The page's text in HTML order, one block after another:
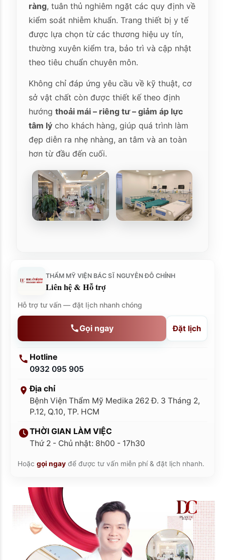
ràng, tuân thủ nghiêm ngặt các quy định về
kiểm soát nhiễm khuẩn. Trang thiết bị y tế
được lựa chọn từ các thương hiệu uy tín,
thường xuyên kiểm tra, bảo trì và cập nhật
theo tiêu chuẩn chuyên môn.
Không chỉ đáp ứng yêu cầu về kỹ thuật, cơ
sở vật chất còn được thiết kế theo định
hướngthoải mái – riêng tư – giảm áp lực
tâm lý cho khách hàng, giúp quá trình làm
đẹp diễn ra nhẹ nhàng, an tâm và an toàn
hơn từ đầu đến cuối.
THẨM MỸ VIỆN BÁC SĨ NGUYỄN ĐỖ CHỈNH
Liên hệ & Hỗ trợ
Hỗ trợ tư vấn — đặt lịch nhanh chóng
Gọi ngay Đặt lịch
Hotline
0932 095 905
Địa chỉ
Bệnh Viện Thẩm Mỹ Medika 262 Đ. 3 Tháng 2,
P.12, Q.10, TP. HCM
THỜI GIAN LÀM VIỆC
Thứ 2 - Chủ nhật: 8h00 - 17h30
Hoặc gọi ngay để được tư vấn miễn phí & đặt lịch nhanh.